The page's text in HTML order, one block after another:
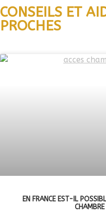
CONSEILS ET
PROCHES
EN FRANCE EST-IL
CHAMBRE